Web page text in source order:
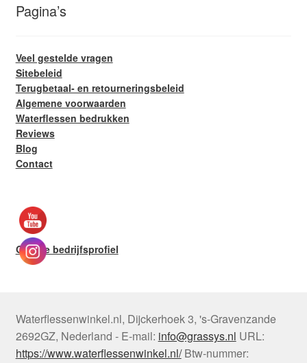
Pagina’s
Veel gestelde vragen
Sitebeleid
Terugbetaal- en retourneringsbeleid
Algemene voorwaarden
Waterflessen bedrukken
Reviews
Blog
Contact
Google bedrijfsprofiel
Waterflessenwinkel.nl, Dijckerhoek 3, 's-Gravenzande
2692GZ, Nederland - E-mail: info@grassys.nl URL:
https://www.waterflessenwinkel.nl/ Btw-nummer: